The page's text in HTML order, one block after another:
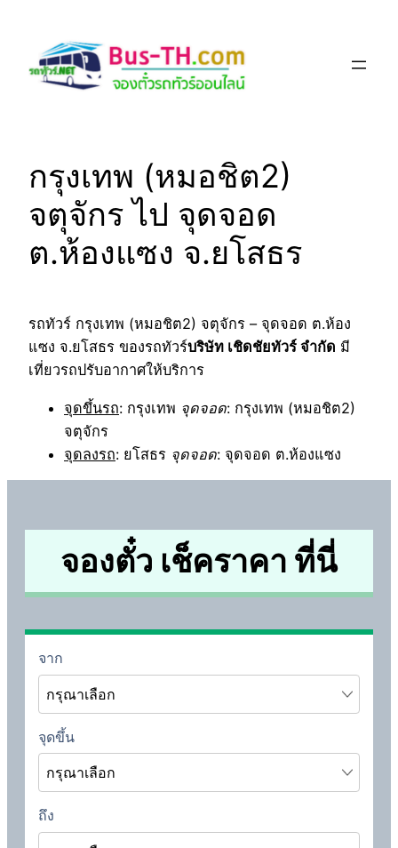
content
กรุงเทพ (หมอชิต2)
จตุจักร ไป จุดจอด
ต.ห้องแซง จ.ยโสธร
รถทัวร์ กรุงเทพ (หมอชิต2) จตุจักร – จุดจอด ต.ห้อง
แซง จ.ยโสธร ของรถทัวร์บริษัท เชิดชัยทัวร์ จำกัด มี
เที่ยวรถปรับอากาศให้บริการ
จุดขึ้นรถ: กรุงเทพ จุดจอด: กรุงเทพ (หมอชิต2)
จตุจักร
จุดลงรถ: ยโสธร จุดจอด: จุดจอด ต.ห้องแซง
จองตั๋ว เช็คราคา ที่นี่